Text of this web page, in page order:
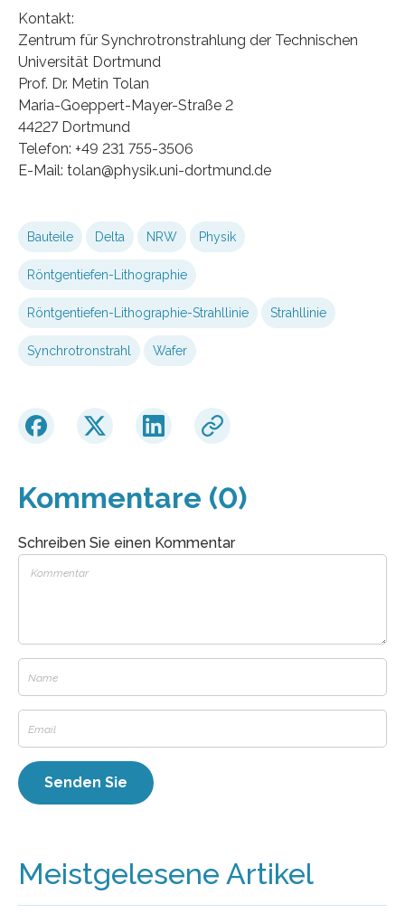
Kontakt:
Zentrum für Synchrotronstrahlung der Technischen
Universität Dortmund
Prof. Dr. Metin Tolan
Maria-Goeppert-Mayer-Straße 2
44227 Dortmund
Telefon: +49 231 755-3506
E-Mail: tolan@physik.uni-dortmund.de
Bauteile Delta NRW Physik
Röntgentiefen-Lithographie
Röntgentiefen-Lithographie-Strahllinie Strahllinie
Synchrotronstrahl Wafer
Kommentare (0)
Schreiben Sie einen Kommentar
Meistgelesene Artikel